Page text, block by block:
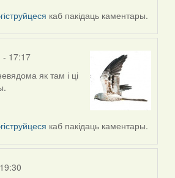
каб пакідаць каментары.
- 17:17
як там і ці
каб пакідаць каментары.